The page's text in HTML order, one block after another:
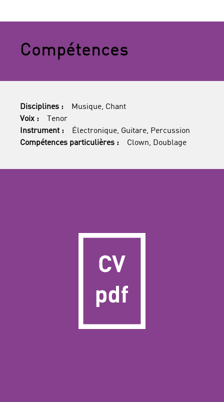
Compétences
Disciplines :
Musique, Chant
Voix :
Tenor
Instrument :
Électronique, Guitare, Percussion
Compétences particulières :
Clown, Doublage